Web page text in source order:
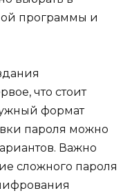
программы и
что стоит
формат
пароля можно
Важно
сложного пароля